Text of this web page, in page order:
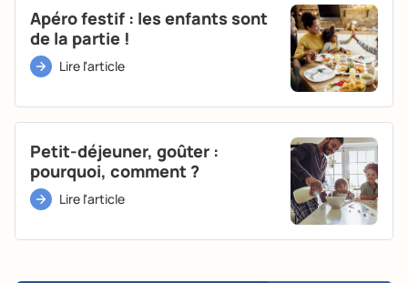
Apéro festif : les enfants sont
de la partie !
Lire l'article
Petit-déjeuner, goûter :
pourquoi, comment ?
Lire l'article